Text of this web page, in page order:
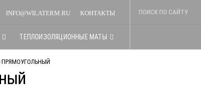
INFO@WILATERM.RU КОНТАКТЫ
ТЕПЛОИЗОЛЯЦИОННЫЕ МАТЫ
ПРЯМОУГОЛЬНЫЙ